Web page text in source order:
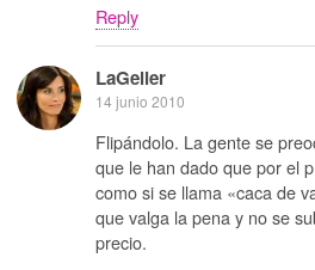
Reply
LaGeller
14 junio 2010
Flipándolo. La gente se
que le han dado que por el
como si se llama «caca de
que valga la pena y no se
precio.